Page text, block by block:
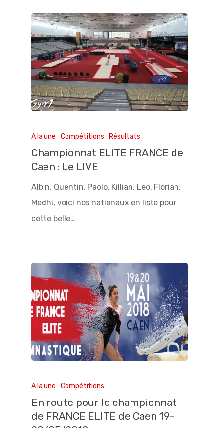
A la une Compétitions Résultats
Championnat ELITE FRANCE de
Caen : Le LIVE
Albin, Quentin, Paolo, Killian, Leo, Florian,
Medhi, voici nos nationaux en liste pour
cette belle…
A la une Compétitions
En route pour le championnat
de FRANCE ELITE de Caen 19-